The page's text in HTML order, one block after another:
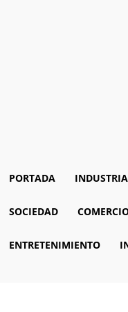
PORTADA INDUSTRIA
SOCIEDAD
ENTRETENIMIENTO